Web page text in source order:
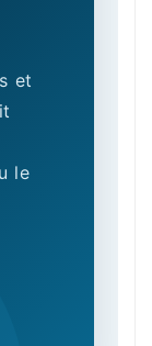
et
le